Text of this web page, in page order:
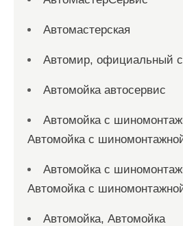
Автомастерская
Автомир, официальный
Автомойка автосервис
Автомойка с
Автомойка с
Автомойка с
Автомойка с
Автомойка, Автомойка